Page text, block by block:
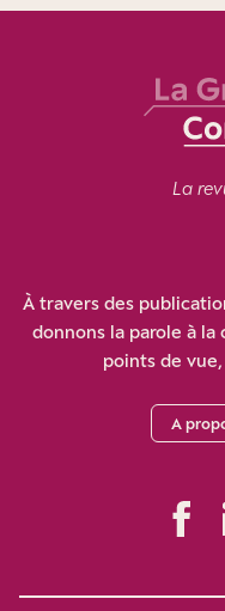
La
À travers des
donnons la parole à
points de
A